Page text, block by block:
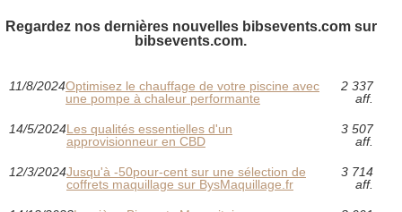
Regardez nos dernières nouvelles bibsevents.com sur
bibsevents.com.
11/8/2024Optimisez le chauffage de votre piscine avec
une pompe à chaleur performante
2 337
aff.
14/5/2024Les qualités essentielles d'un
approvisionneur en CBD
3 507
aff.
12/3/2024Jusqu'à -50pour-cent sur une sélection de
coffrets maquillage sur BysMaquillage.fr
3 714
aff.